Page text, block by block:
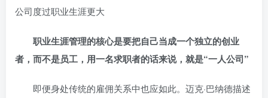
公司度过职业生涯更大
职业生涯管理的核心是要把自己当成一个独立的创业
者，而不是员工，用一名求职者的话来说，就是“一人公司”
即便身处传统的雇佣关系中也应如此。迈克·巴纳德描述